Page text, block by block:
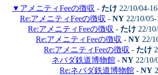
▼ アメニティFeeの徴収 - たけ 22/10/04-
Re:アメニティFeeの徴収 - NY 22/10/
Re:アメニティFeeの徴収 - たけ 22/
Re:アメニティFeeの徴収 - NY 22/
Re:アメニティFeeの徴収 - たけ
ネバダ鉄道博物館 - NY 22/10/
Re:ネバダ鉄道博物館 - NY